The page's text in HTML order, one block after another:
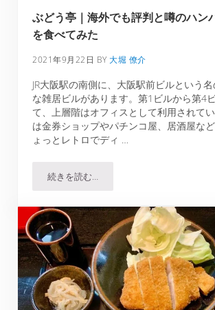
ぶどう亭｜海外でも評判と噂のハン
を食べてみた
2021年9月22日 BY大堀 僚介
JR大阪駅の南側に、大阪駅前ビルという
な雑居ビルがあります。第1ビルから第4
て、上層階はオフィスとして利用されて
は金券ショップやパチンコ屋、居酒屋な
ょっとレトロでディ …
続きを読む…ぶどう亭｜海外でも評判と噂のハ